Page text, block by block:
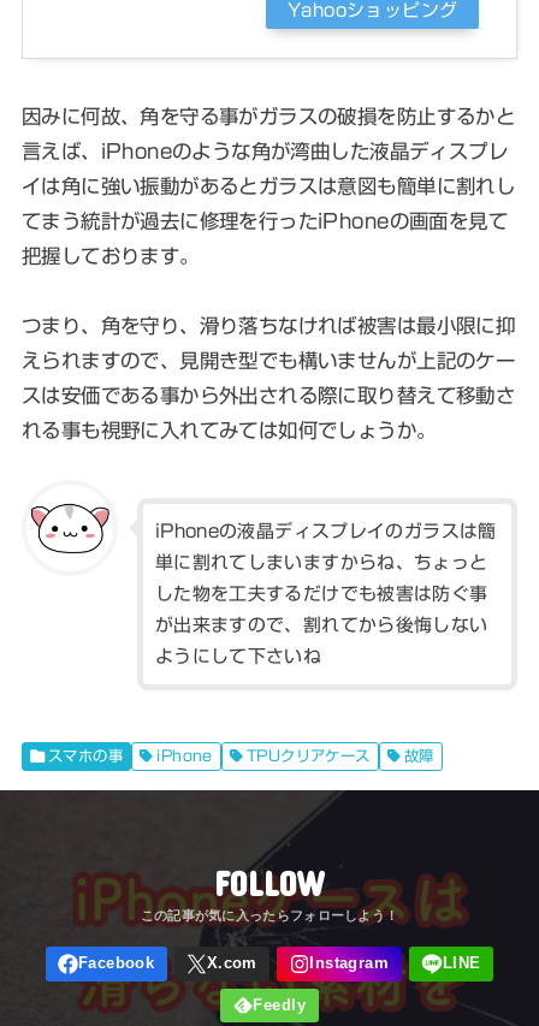
Yahooショッピング
因みに何故、角を守る事がガラスの破損を防止するかと
言えば、iPhoneのような角が湾曲した液晶ディスプレ
イは角に強い振動があるとガラスは意図も簡単に割れし
てまう統計が過去に修理を行ったiPhoneの画面を見て
把握しております。
つまり、角を守り、滑り落ちなければ被害は最小限に抑
えられますので、見開き型でも構いませんが上記のケー
スは安価である事から外出される際に取り替えて移動さ
れる事も視野に入れてみては如何でしょうか。
iPhoneの液晶ディスプレイのガラスは簡
単に割れてしまいますからね、ちょっと
した物を工夫するだけでも被害は防ぐ事
が出来ますので、割れてから後悔しない
ようにして下さいね
スマホの事 iPhone TPUクリアケース 故障
FOLLOW